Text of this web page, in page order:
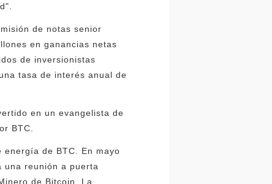
de notas senior
en ganancias netas
de inversionistas
tasa de interés anual de
en un evangelista de
BTC.
de BTC. En mayo
una reunión a puerta
de Bitcoin. La